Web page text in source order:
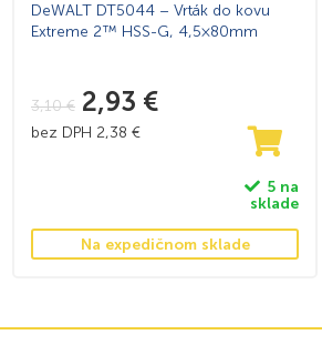
DeWALT DT5044 – Vrták do kovu
Extreme 2™ HSS-G, 4,5×80mm
3,10€ 2,93 €
bez DPH 2,38 €
5 na
sklade
Na expedičnom sklade